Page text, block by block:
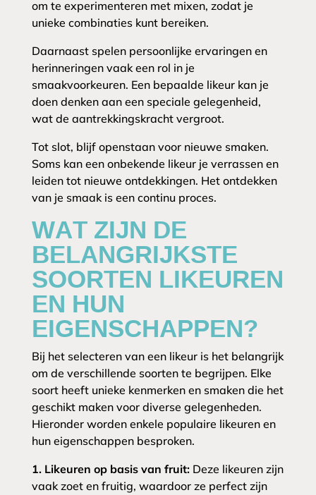
om te experimenteren met mixen, zodat je
unieke combinaties kunt bereiken.
Daarnaast spelen persoonlijke ervaringen en
herinneringen vaak een rol in je
smaakvoorkeuren. Een bepaalde likeur kan je
doen denken aan een speciale gelegenheid,
wat de aantrekkingskracht vergroot.
Tot slot, blijf openstaan voor nieuwe smaken.
Soms kan een onbekende likeur je verrassen en
leiden tot nieuwe ontdekkingen. Het ontdekken
van je smaak is een continu proces.
WAT ZIJN DE
BELANGRIJKSTE
SOORTEN LIKEUREN
EN HUN
EIGENSCHAPPEN?
Bij het selecteren van een likeur is het belangrijk
om de verschillende soorten te begrijpen. Elke
soort heeft unieke kenmerken en smaken die het
geschikt maken voor diverse gelegenheden.
Hieronder worden enkele populaire likeuren en
hun eigenschappen besproken.
1. Likeuren op basis van fruit:Deze likeuren zijn
vaak zoet en fruitig, waardoor ze perfect zijn